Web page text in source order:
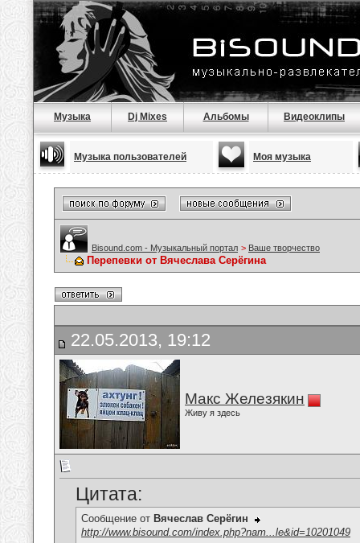
Музыка Dj Mixes Альбомы Видеоклипы
Музыка пользователей Моя музыка
Bisound.com - Музыкальный портал > Ваше творчество
Перепевки от Вячеслава Серёгина
22.05.2013, 19:12
Макс Железякин
Живу я здесь
Цитата:
Сообщение от Вячеслав Серёгин
http://www.bisound.com/index.php?nam...le&id=10201049